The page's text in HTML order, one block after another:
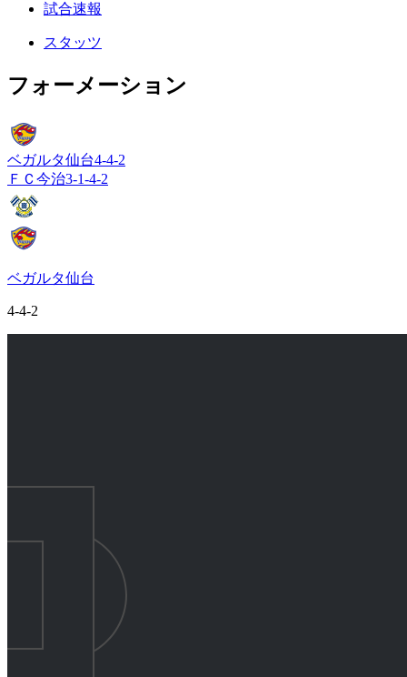
試合速報
スタッツ
フォーメーション
ベガルタ仙台4-4-2
ＦＣ今治3-1-4-2
ベガルタ仙台
4-4-2